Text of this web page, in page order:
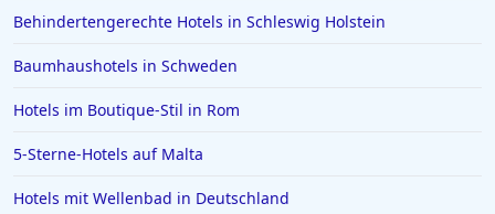
Hotels in Portofino
Hotels in der Metropole Bangkok
Hotels in Giesen
Behindertengerechte Hotels in Schleswig Holstein
Baumhaushotels in Schweden
Hotels im Boutique-Stil in Rom
5-Sterne-Hotels auf Malta
Hotels mit Wellenbad in Deutschland